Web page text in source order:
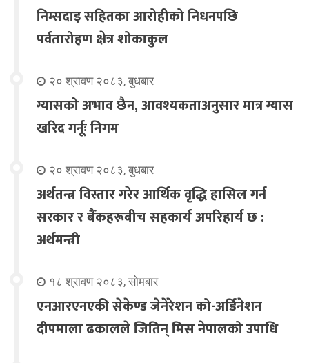
निम्सदाइ सहितका आरोहीको निधनपछि
पर्वतारोहण क्षेत्र शोकाकुल
२० श्रावण २०८३, बुधबार
ग्यासको अभाव छैन, आवश्यकताअनुसार मात्र ग्यास
खरिद गर्नूः निगम
२० श्रावण २०८३, बुधबार
अर्थतन्त्र विस्तार गरेर आर्थिक वृद्धि हासिल गर्न
सरकार र बैंकहरूबीच सहकार्य अपरिहार्य छ :
अर्थमन्त्री
१८ श्रावण २०८३, सोमबार
एनआरएनएकी सेकेण्ड जेनेरेशन को-अर्डिनेशन
दीपमाला ढकालले जितिन् मिस नेपालको उपाधि